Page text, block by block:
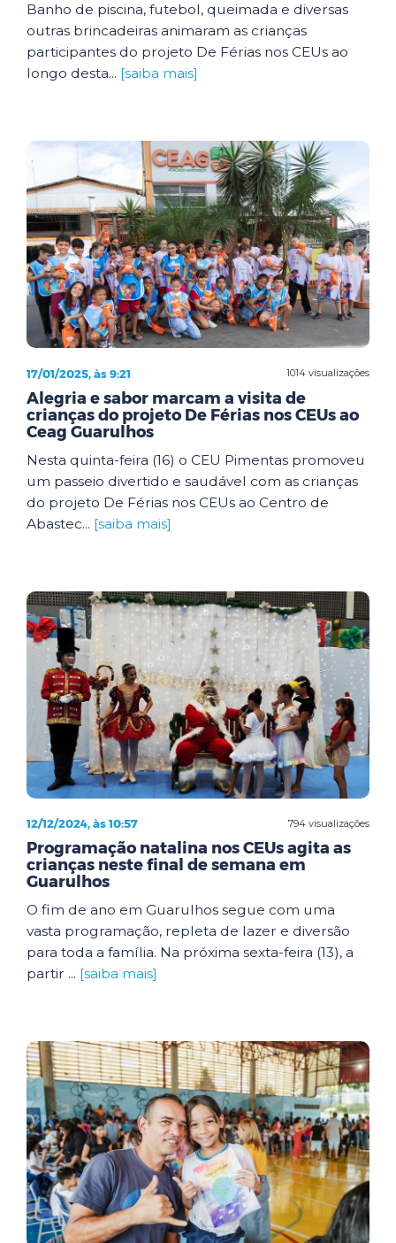
Banho de piscina, futebol, queimada e diversas
outras brincadeiras animaram as crianças
participantes do projeto De Férias nos CEUs ao
longo desta... [saiba mais]
1014 visualizações
17/01/2025, às 9:21
Alegria e sabor marcam a visita de
crianças do projeto De Férias nos CEUs ao
Ceag Guarulhos
Nesta quinta-feira (16) o CEU Pimentas promoveu
um passeio divertido e saudável com as crianças
do projeto De Férias nos CEUs ao Centro de
Abastec... [saiba mais]
794 visualizações
12/12/2024, às 10:57
Programação natalina nos CEUs agita as
crianças neste final de semana em
Guarulhos
O fim de ano em Guarulhos segue com uma
vasta programação, repleta de lazer e diversão
para toda a família. Na próxima sexta-feira (13), a
partir ... [saiba mais]